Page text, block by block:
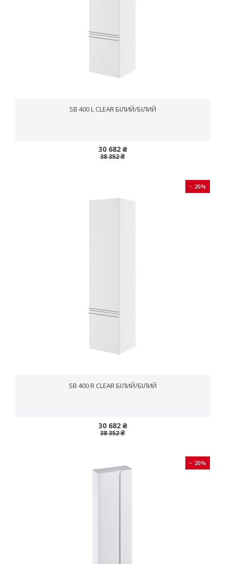
SB 400 L CLEAR БІЛИЙ/БІЛИЙ
30 682 ₴
38 352 ₴
− 20%
SB 400 R CLEAR БІЛИЙ/БІЛИЙ
30 682 ₴
38 352 ₴
− 20%